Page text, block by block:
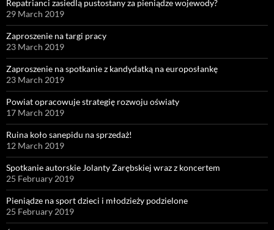
Repatrianci zasiedlą pustostany za pieniądze wojewody?
29 March 2019
Zaproszenie na targi pracy
23 March 2019
Zaproszenie na spotkanie z kandydatką na europosłankę
23 March 2019
Powiat opracowuje strategię rozwoju oświaty
17 March 2019
Ruina koło sanepidu na sprzedaż!
12 March 2019
Spotkanie autorskie Jolanty Zarębskiej wraz z koncertem
25 February 2019
Pieniądze na sport dzieci i młodzieży podzielone
25 February 2019